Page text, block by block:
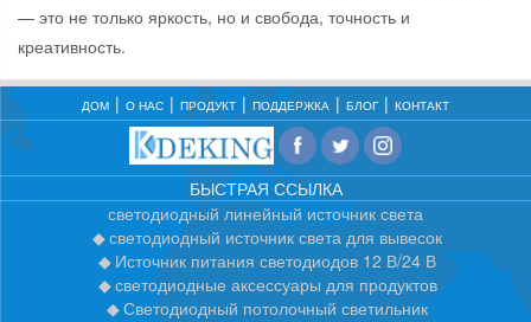
— это не только яркость, но и свобода, точность и
креативность.
ДОМ О НАС ПРОДУКТ ПОДДЕРЖКА БЛОГ КОНТАКТ
БЫСТРАЯ ССЫЛКА
светодиодный линейный источник света
светодиодный источник света для вывесок
Источник питания светодиодов 12 В/24 В
светодиодные аксессуары для продуктов
Светодиодный потолочный светильник